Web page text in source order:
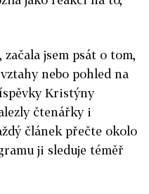
začala jsem psát o tom,
nebo pohled na
Kristýny
čtenářky i
článek přečte okolo
ji sleduje téměř